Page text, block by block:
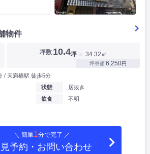
物件
坪数 10.4坪 ＝ 34.32㎡
坪単価 6,250円
/ 天満橋駅 徒歩5分
状態
居抜き
飲食
不明
＼ 簡単1分で完了 ／
予約・お問い合わせ